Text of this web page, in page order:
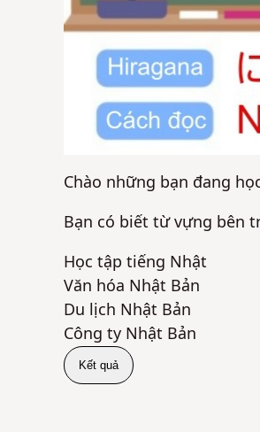
Chào những bạn đang
Bạn có biết từ vựng bên
Học tập tiếng Nhật
Văn hóa Nhật Bản
Du lịch Nhật Bản
Công ty Nhật Bản
Kết quả